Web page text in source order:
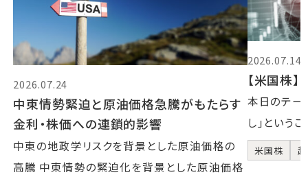
2026.07.24
中東情勢緊迫と原油価格急騰がもたらす
金利・株価への連鎖的影響
中東の地政学リスクを背景とした原油価格の
高騰 中東情勢の緊迫化を背景とした原油価格
2026.07.14
【米国株
本日のテー
し」という
米国株